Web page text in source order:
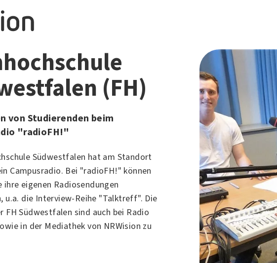
(FH)
von Studierenden beim
"radioFH!"
Südwestfalen hat am Standort
Campusradio. Bei "radioFH!" können
ihre eigenen Radiosendungen
u.a. die Interview-Reihe "Talktreff". Die
FH Südwestfalen sind auch bei Radio
in der Mediathek von NRWision zu